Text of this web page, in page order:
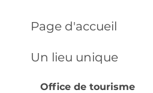
Page d'accueil
Un lieu unique
Office de tourisme